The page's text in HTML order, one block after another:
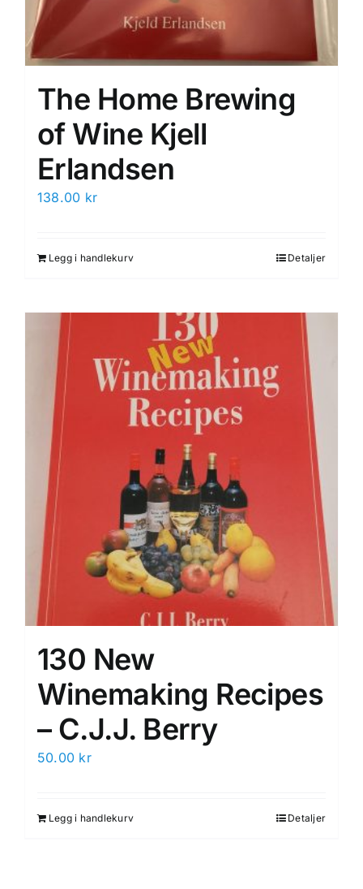
The Home Brewing
of Wine Kjell
Erlandsen
138.00 kr
Legg i handlekurv Detaljer
130 New
Winemaking Recipes
– C.J.J. Berry
50.00 kr
Legg i handlekurv Detaljer